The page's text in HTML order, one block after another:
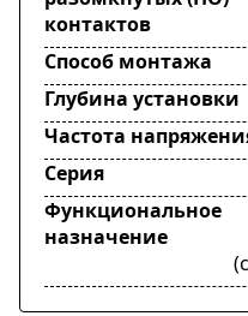
контактов
Способ монтажа
Глубина установки
Частота
Серия
Функциональное
назначение